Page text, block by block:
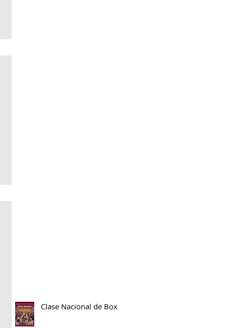
Clase Nacional de Box